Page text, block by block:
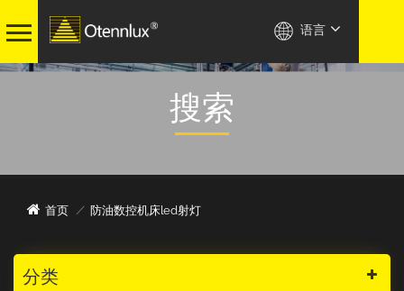
语言
搜索
首页 / 防油数控机床led射灯
分类